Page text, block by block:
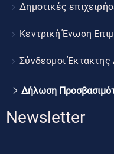
Δημοτικές
Κεντρική Ένωση
Σύνδεσμοι Έκτακτης
Δήλωση
Newsletter